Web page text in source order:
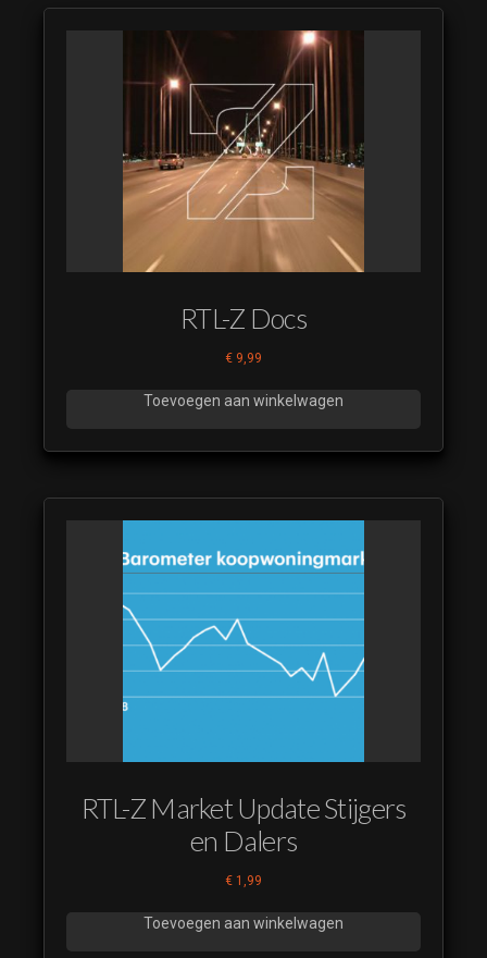
RTL-Z Docs
€ 9,99
Toevoegen aan winkelwagen
RTL-Z Market Update Stijgers
en Dalers
€ 1,99
Toevoegen aan winkelwagen